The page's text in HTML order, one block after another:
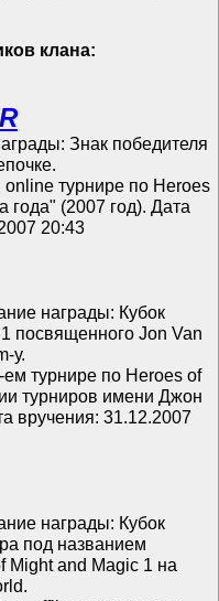
клана:
Знак победителя
турнире по Heroes
года" (2007 год). Дата
20:43
награды: Кубок
посвященного Jon Van
у.
турнире по Heroes of
турниров имени Джон
вручения: 31.12.2007
награды: Кубок
под названием
Might and Magic 1 на